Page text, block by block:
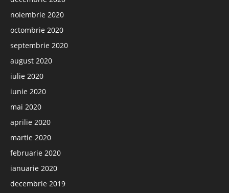
noiembrie 2020
octombrie 2020
septembrie 2020
august 2020
iulie 2020
iunie 2020
mai 2020
aprilie 2020
martie 2020
februarie 2020
ianuarie 2020
decembrie 2019